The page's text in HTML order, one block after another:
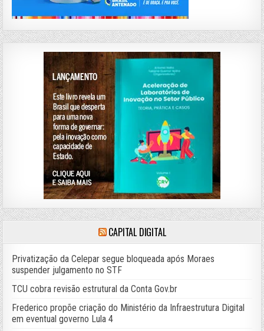
CAPITAL DIGITAL
Privatização da Celepar segue bloqueada após Moraes
suspender julgamento no STF
TCU cobra revisão estrutural da Conta Gov.br
Frederico propõe criação do Ministério da Infraestrutura Digital
em eventual governo Lula 4